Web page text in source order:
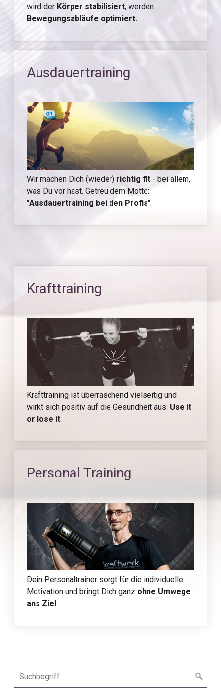
wird der Körper stabilisiert, werden
Bewegungsabläufe optimiert.
Ausdauertraining
Wir machen Dich (wieder) richtig fit - bei allem,
was Du vor hast. Getreu dem Motto:
"Ausdauertraining bei den Profis".
Krafttraining
Krafttraining ist überraschend vielseitig und
wirkt sich positiv auf die Gesundheit aus: Use it
or lose it.
Personal Training
Dein Personaltrainer sorgt für die individuelle
Motivation und bringt Dich ganz ohne Umwege
ans Ziel.